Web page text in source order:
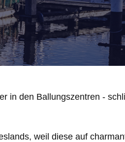
in den Ballungszentren -
weil diese auf